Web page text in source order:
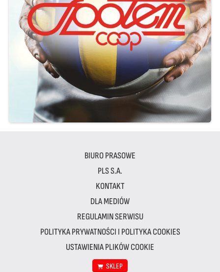
BIURO PRASOWE
PLS S.A.
KONTAKT
DLA MEDIÓW
REGULAMIN SERWISU
POLITYKA PRYWATNOŚCI I POLITYKA COOKIES
USTAWIENIA PLIKÓW COOKIE
SKLEP